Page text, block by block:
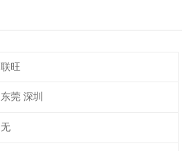
联旺
东莞 深圳
无